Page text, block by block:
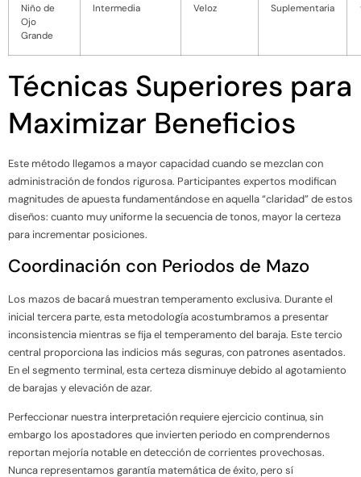
Niño de
Ojo
Grande
Intermedia Veloz Suplementaria
Técnicas Superiores para
Maximizar Beneficios
Este método llegamos a mayor capacidad cuando se mezclan con
administración de fondos rigurosa. Participantes expertos modifican
magnitudes de apuesta fundamentándose en aquella “claridad” de estos
diseños: cuanto muy uniforme la secuencia de tonos, mayor la certeza
para incrementar posiciones.
Coordinación con Periodos de Mazo
Los mazos de bacará muestran temperamento exclusiva. Durante el
inicial tercera parte, esta metodología acostumbramos a presentar
inconsistencia mientras se fija el temperamento del baraja. Este tercio
central proporciona las indicios más seguras, con patrones asentados.
En el segmento terminal, esta certeza disminuye debido al agotamiento
de barajas y elevación de azar.
Perfeccionar nuestra interpretación requiere ejercicio continua, sin
embargo los apostadores que invierten periodo en comprendernos
reportan mejoría notable en detección de corrientes provechosas.
Nunca representamos garantía matemática de éxito, pero sí